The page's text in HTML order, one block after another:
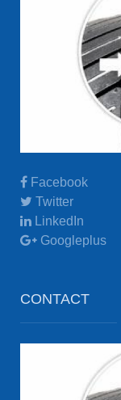
Facebook
Twitter
LinkedIn
Googleplus
CONTACT